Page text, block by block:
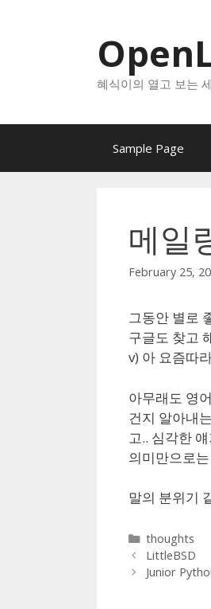
혜식이의 열고 보는
Sample Page
메일
February 25,
그동안 별로
구글도 찾고
v) 아 요즘따
아무래도 영
건지 알아내
고.. 심각한
의미만으로
말의 분위기
Categories
thoughts
LittleBSD
Junior